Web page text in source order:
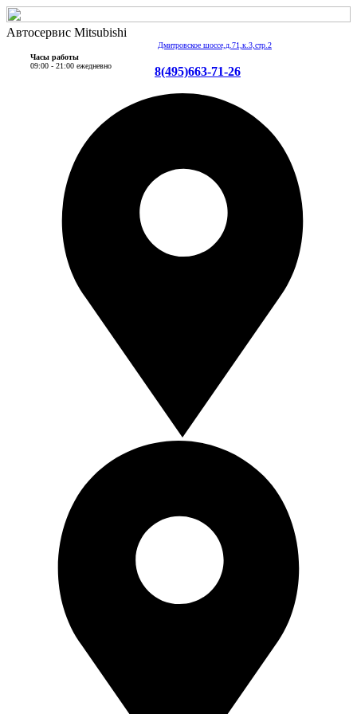
Автосервис Mitsubishi
Дмитровское шоссе,д.71,к.3,стр.2
Часы работы
09:00 - 21:00 ежедневно
8(495)663-71-26